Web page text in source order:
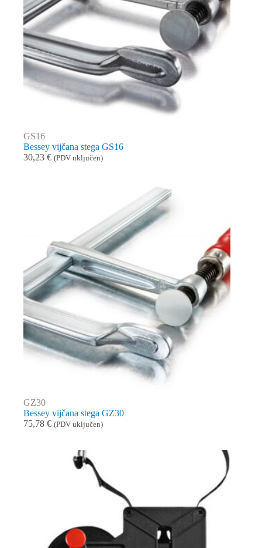
GS16
Bessey vijčana stega GS16
30,23 € (PDV uključen)
GZ30
Bessey vijčana stega GZ30
75,78 € (PDV uključen)